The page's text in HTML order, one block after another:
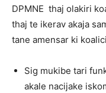
DPMNE thaj olakiri
thaj te ikerav akaja
tane amensar ki
Sig mukibe tari
akale nacijake